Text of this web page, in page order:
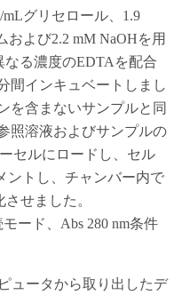
mLグリセロール、1.9
よび2.2 mM NaOHを用
なる濃度のEDTAを配合
間インキュベートしまし
を含まないサンプルと同
照溶液およびサンプルの
セルにロードし、セル
ントし、チャンバー内で
せました。
ード、Abs 280 nm条件
ュータから取り出したデ